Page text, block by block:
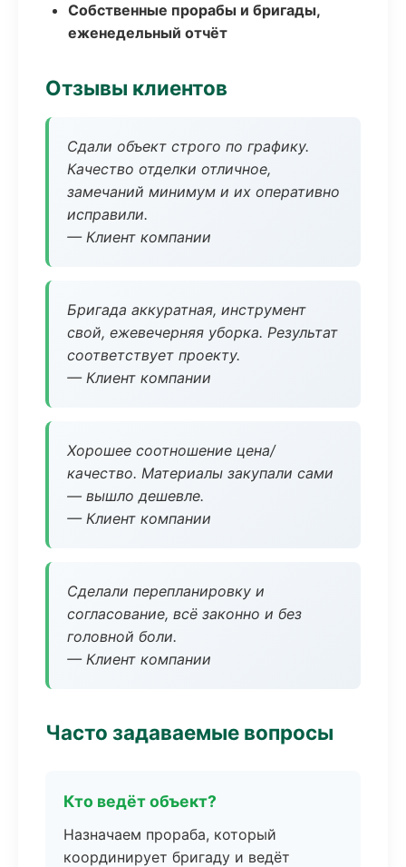
Собственные прорабы и бригады,
еженедельный отчёт
Отзывы клиентов
Сдали объект строго по графику.
Качество отделки отличное,
замечаний минимум и их оперативно
исправили.
— Клиент компании
Бригада аккуратная, инструмент
свой, ежевечерняя уборка. Результат
соответствует проекту.
— Клиент компании
Хорошее соотношение цена/
качество. Материалы закупали сами
— вышло дешевле.
— Клиент компании
Сделали перепланировку и
согласование, всё законно и без
головной боли.
— Клиент компании
Часто задаваемые вопросы
Кто ведёт объект?
Назначаем прораба, который
координирует бригаду и ведёт